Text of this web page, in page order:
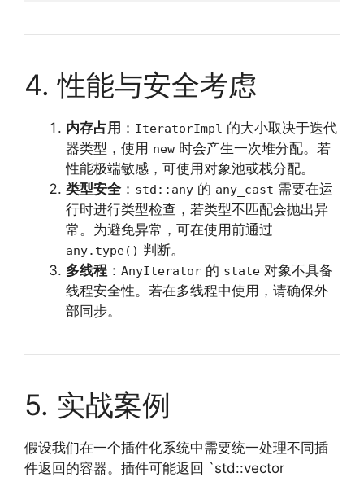
4. 性能与安全考虑
内存占用 ： IteratorImpl 的大小取决于迭代
器类型，使用 new 时会产生一次堆分配。若
性能极端敏感，可使用对象池或栈分配。
类型安全： std::any 的 any_cast 需要在运
行时进行类型检查，若类型不匹配会抛出异
常。为避免异常，可在使用前通过
any.type() 判断。
多线程 ： AnyIterator 的 state 对象不具备
线程安全性。若在多线程中使用，请确保外
部同步。
5. 实战案例
假设我们在一个插件化系统中需要统一处理不同插
件返回的容器。插件可能返回 `std::vector